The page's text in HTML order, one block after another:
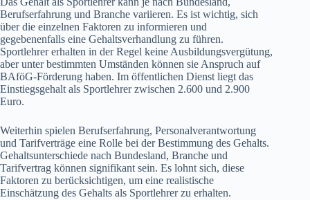
Berufserfahrung und Branche variieren. Es ist wichtig, sich
über die einzelnen Faktoren zu informieren und
gegebenenfalls eine Gehaltsverhandlung zu führen.
Sportlehrer erhalten in der Regel keine Ausbildungsvergütung,
aber unter bestimmten Umständen können sie Anspruch auf
BAföG-Förderung haben. Im öffentlichen Dienst liegt das
Einstiegsgehalt als Sportlehrer zwischen 2.600 und 2.900
Euro.
Weiterhin spielen Berufserfahrung, Personalverantwortung
und Tarifverträge eine Rolle bei der Bestimmung des Gehalts.
Gehaltsunterschiede nach Bundesland, Branche und
Tarifvertrag können signifikant sein. Es lohnt sich, diese
Faktoren zu berücksichtigen, um eine realistische
Einschätzung des Gehalts als Sportlehrer zu erhalten.